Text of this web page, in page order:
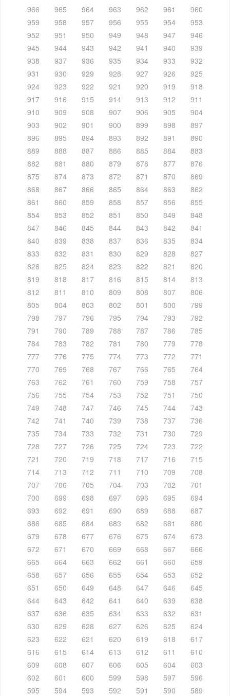
966
965 964 963 962 961
960
959
958 957 956 955 954
953
952
951 950 949 948 947
946
945
944 943 942 941 940
939
938
937 936 935 934 933
932
931
930 929 928 927 926
925
924
923 922 921 920 919
918
917
916 915 914 913 912
911
910
909 908 907 906 905
904
903
902 901 900 899 898
897
896
895 894 893 892 891
890
889
888 887 886 885 884
883
882
881 880 879 878 877
876
875
874 873 872 871 870
869
868
867 866 865 864 863
862
861
860 859 858 857 856
855
854
853 852 851 850 849
848
847
846 845 844 843 842
841
840
839 838 837 836 835
834
833
832 831 830 829 828
827
826
825 824 823 822 821
820
819
818 817 816 815 814
813
812
811 810 809 808 807
806
805
804 803 802 801 800
799
798
797 796 795 794 793
792
791
790 789 788 787 786
785
784
783 782 781 780 779
778
777
776 775 774 773 772
771
770
769 768 767 766 765
764
763
762 761 760 759 758
757
756
755 754 753 752 751
750
749
748 747 746 745 744
743
742
741 740 739 738 737
736
735
734 733 732 731 730
729
728
727 726 725 724 723
722
721
720 719 718 717 716
715
714
713 712 711 710 709
708
707
706 705 704 703 702
701
700
699 698 697 696 695
694
693
692 691 690 689 688
687
686
685 684 683 682 681
680
679
678 677 676 675 674
673
672
671 670 669 668 667
666
665
664 663 662 661 660
659
658
657 656 655 654 653
652
651
650 649 648 647 646
645
644
643 642 641 640 639
638
637
636 635 634 633 632
631
630
629 628 627 626 625
624
623
622 621 620 619 618
617
616
615 614 613 612 611
610
609
608 607 606 605 604
603
602
601 600 599 598 597
596
595
594 593 592 591 590
589